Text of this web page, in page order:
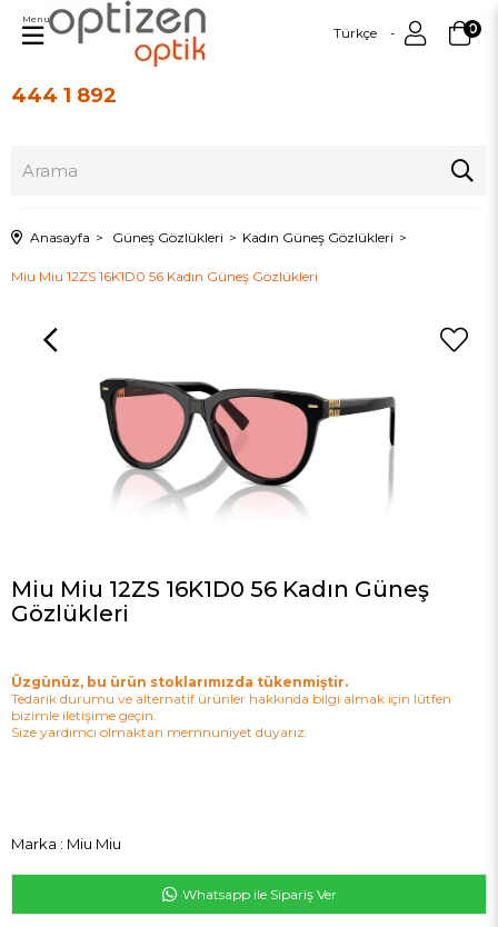
444 1 892
Türkçe 0
Menu
Anasayfa Güneş Gözlükleri Kadın Güneş Gözlükleri
Miu Miu 12ZS 16K1D0 56 Kadın Güneş Gözlükleri
Miu Miu 12ZS 16K1D0 56 Kadın Güneş
Gözlükleri
Üzgünüz, bu ürün stoklarımızda tükenmiştir.
Tedarik durumu ve alternatif ürünler hakkında bilgi almak için lütfen
bizimle iletişime geçin.
Size yardımcı olmaktan memnuniyet duyarız.
Marka : Miu Miu
Whatsapp ile Sipariş Ver